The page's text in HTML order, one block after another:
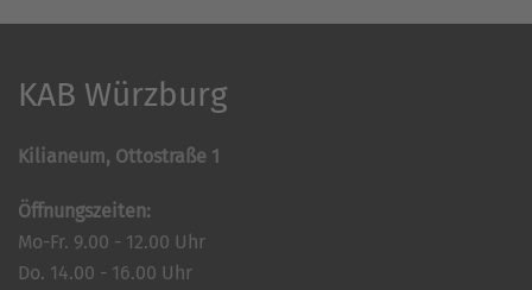
KAB Würzburg
Kilianeum, Ottostraße 1
Öffnungszeiten:
Mo-Fr. 9.00 - 12.00 Uhr
Do. 14.00 - 16.00 Uhr